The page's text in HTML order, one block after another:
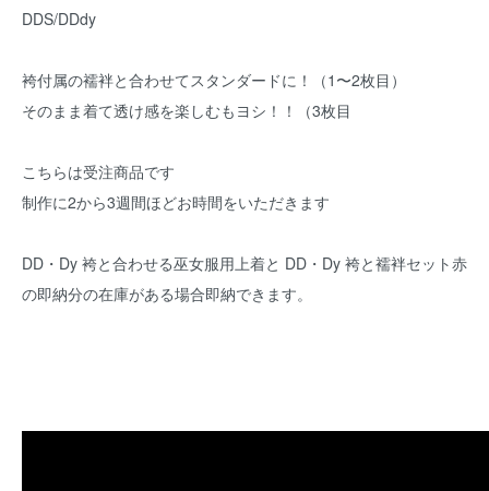
DDS/DDdy
袴付属の襦袢と合わせてスタンダードに！（1〜2枚目）
そのまま着て透け感を楽しむもヨシ！！（3枚目
こちらは受注商品です
制作に2から3週間ほどお時間をいただきます
DD・Dy 袴と合わせる巫女服用上着と DD・Dy 袴と襦袢セット赤
の即納分の在庫がある場合即納できます。